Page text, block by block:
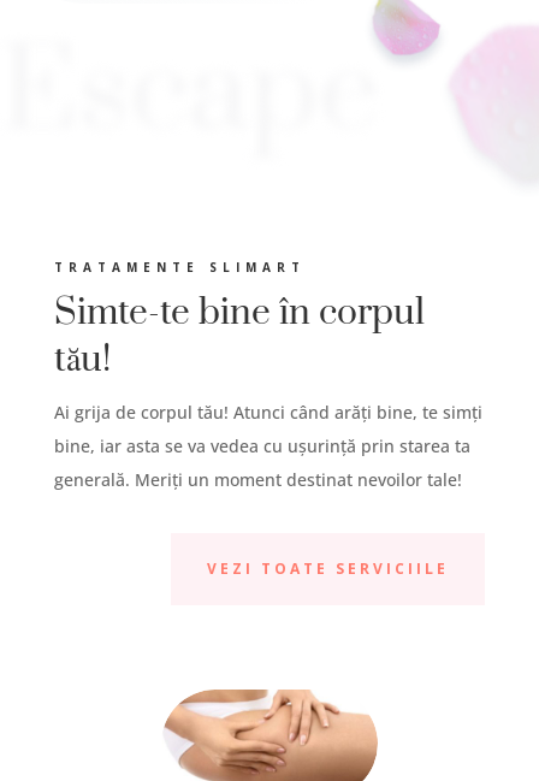
TRATAMENTE SLIMART
Simte-te bine în corpul
tău!
Ai grija de corpul tău! Atunci când arăți bine, te simți
bine, iar asta se va vedea cu ușurință prin starea ta
generală. Meriți un moment destinat nevoilor tale!
VEZI TOATE SERVICIILE